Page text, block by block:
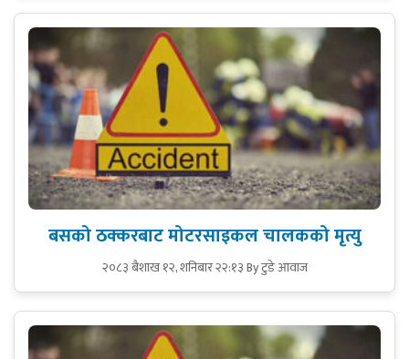
बसको ठक्करबाट मोटरसाइकल चालकको मृत्यु
२०८३ बैशाख १२, शनिबार २२:१३By टुडे आवाज